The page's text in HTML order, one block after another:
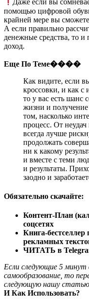
Даже если вы
помощью цифровой
крайней мере вы
А если правильно
денежные средства, то
доход.
Еще По Теме����
Как видите, если
кроссовки, и как с
то у вас есть шанс
жизни и
том, насколько
процесс. От неудач
всегда лучше
продолжать
ни к какому
и вместе с теми
и результаты.
заодно и
Обязательно скачайте:
Контент-План
соцсетях
Книга-
рекламных
ЧИТАТЬ в
Если следующие 5
самообразование, то
следующую нашу
И Как Использовать?